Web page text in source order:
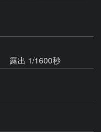
露出 1/1600秒